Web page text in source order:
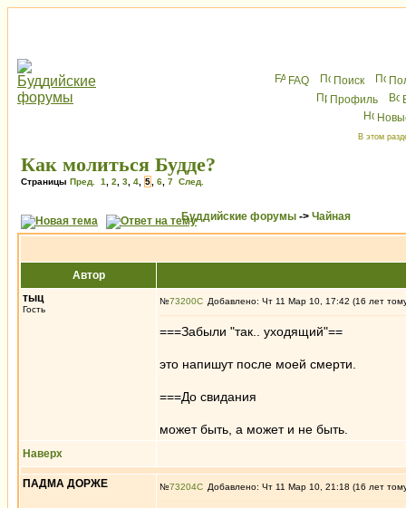
FAQ Поиск
Профиль
В этом
Как молиться Будде?
Страницы Пред. 1 2 3 4 5 6 7 След.
Буддийские форумы -> Чайная
Автор
тыц
Гость
№73200 Добавлено: Чт 11 Мар 10, 17:42 (16 лет
===Забыли "так.. уходящий"==
это напишут после моей смерти.
===До свидания
может быть, а может и не быть.
Наверх
ПАДМА ДОРЖЕ №73204 Добавлено: Чт 11 Мар 10, 21:18 (16 лет